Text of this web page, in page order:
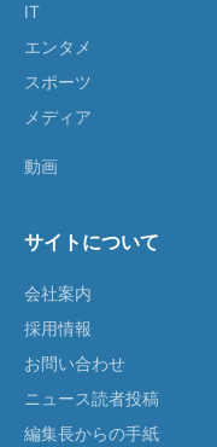
IT
エンタメ
スポーツ
メディア
動画
サイトについて
会社案内
採用情報
お問い合わせ
ニュース読者投稿
編集長からの手紙